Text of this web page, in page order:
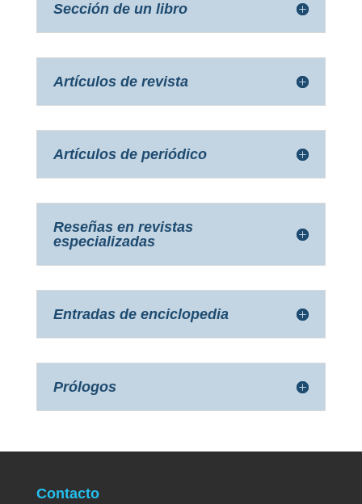
Sección de un libro
Artículos de revista
Artículos de periódico
Reseñas en revistas
especializadas
Entradas de enciclopedia
Prólogos
Contacto